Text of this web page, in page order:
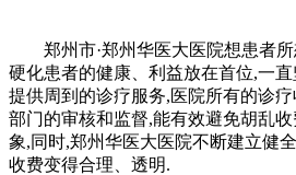
郑州市·郑州华医大医院想患者所
硬化患者的健康、利益放在首位,一
提供周到的诊疗服务,医院所有的诊
部门的审核和监督,能有效避免胡乱
象,同时,郑州华医大医院不断建立健
收费变得合理、透明.